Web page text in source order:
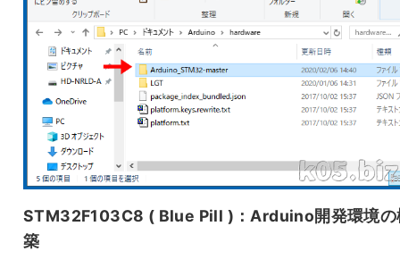
STM32F103C8 ( Blue Pill )：Arduino開発環境の
築